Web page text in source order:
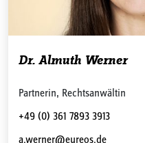
Dr. Almuth Werner
Partnerin, Rechtsanwältin
+49 (0) 361 7893 3913